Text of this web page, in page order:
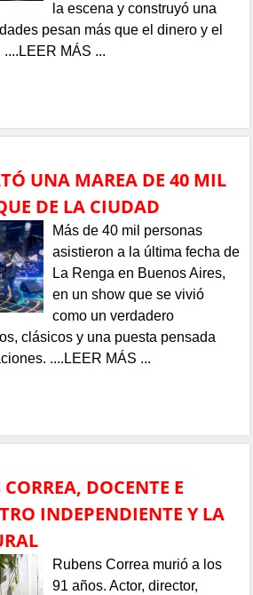
la escena y construyó una
pesan más que el dinero y el
MÁS ...
UNA MAREA DE 40 MIL
DE LA CIUDAD
Más de 40 mil personas
asistieron a la última fecha de
La Renga en Buenos Aires,
en un show que se vivió
como un verdadero
clásicos y una puesta pensada
....LEER MÁS ...
DOCENTE E
INDEPENDIENTE Y LA
Rubens Correa murió a los
91 años. Actor, director,